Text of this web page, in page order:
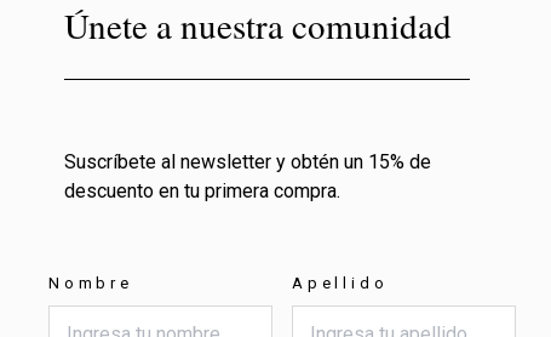
Únete a nuestra comunidad
Suscríbete al newsletter y obtén un 15% de
descuento en tu primera compra.
Nombre Apellido